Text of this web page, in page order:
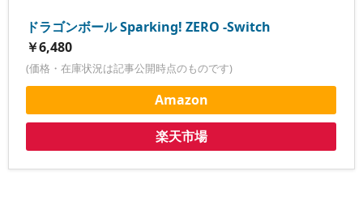
ドラゴンボール Sparking! ZERO -Switch
￥6,480
(価格・在庫状況は記事公開時点のものです)
Amazon
楽天市場